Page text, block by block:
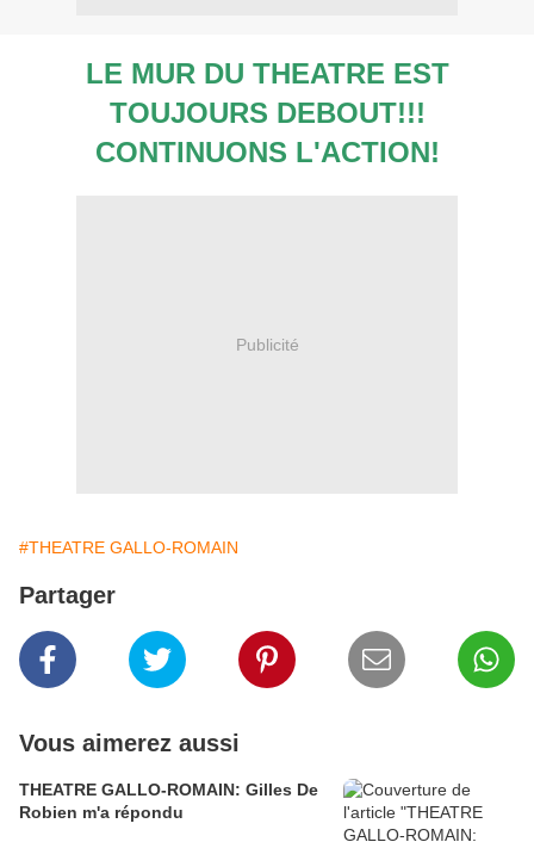
LE MUR DU THEATRE EST
TOUJOURS DEBOUT!!!
CONTINUONS L'ACTION!
Publicité
#THEATRE GALLO-ROMAIN
Partager
Vous aimerez aussi
THEATRE GALLO-ROMAIN: Gilles De
Robien m'a répondu